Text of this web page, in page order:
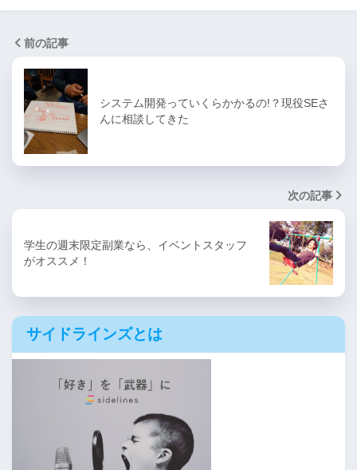
前の記事
システム開発っていくらかかるの!？現役SEさ
んに相談してきた
次の記事
学生の週末限定副業なら、イベントスタッフ
がオススメ！
サイドラインズとは